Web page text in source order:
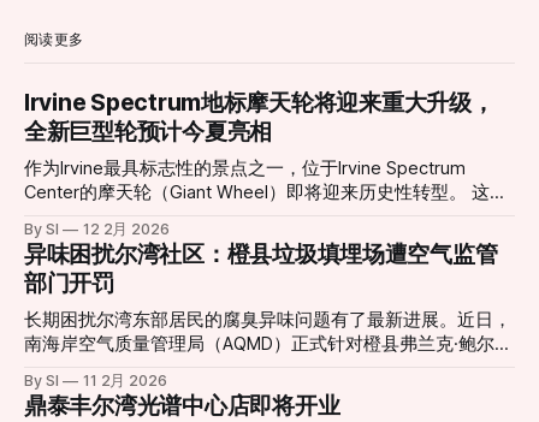
阅读更多
Irvine Spectrum地标摩天轮将迎来重大升级，
全新巨型轮预计今夏亮相
作为Irvine最具标志性的景点之一，位于Irvine Spectrum
Center的摩天轮（Giant Wheel）即将迎来历史性转型。 这座
景观视角和绚丽灯光吸引无数游客与居民，是当地社交活动与
城市夜景的重要组成部分。然而，在经历了多年运营之后，原
有设施已于2026年1月11日停止运营，并进入大规模更新改造
阶段。 根据项目官方消息，新一代巨型摩天轮正在紧张施工
中，并预定于今年夏季正式对外开放。届时，新摩天轮将在现
有基础上增加约23英尺（约7米）高度，整体设计更为现代
化，同时在灯光效果、乘坐舒适度和整体视野方面做出显著提
升。整合了更先进的可编程LED照明系统，新摩天轮能够演绎
By SI 12 2月 2026
异味困扰尔湾社区：橙县垃圾填埋场遭空气监管
部门开罚
长期困扰尔湾东部居民的腐臭异味问题有了最新进展。近日，
南海岸空气质量管理局（AQMD）正式针对橙县弗兰克·鲍尔曼
罚。这一举动回应了当地社区日益高涨的投诉声浪，也让城市
扩张与工业设施留存之间的矛盾再次成为焦点。 “无法打开的
By SI 11 2月 2026
鼎泰丰尔湾光谱中心店即将开业